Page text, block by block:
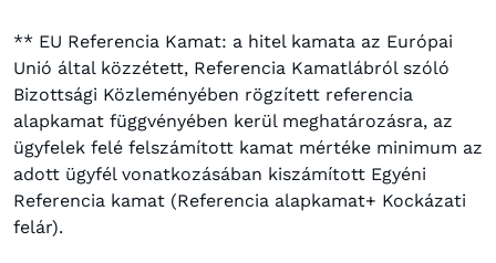
** EU Referencia Kamat: a hitel kamata az Európai
Unió által közzétett, Referencia Kamatlábról szóló
Bizottsági Közleményében rögzített referencia
alapkamat függvényében kerül meghatározásra, az
ügyfelek felé felszámított kamat mértéke minimum az
adott ügyfél vonatkozásában kiszámított Egyéni
Referencia kamat (Referencia alapkamat+ Kockázati
felár).